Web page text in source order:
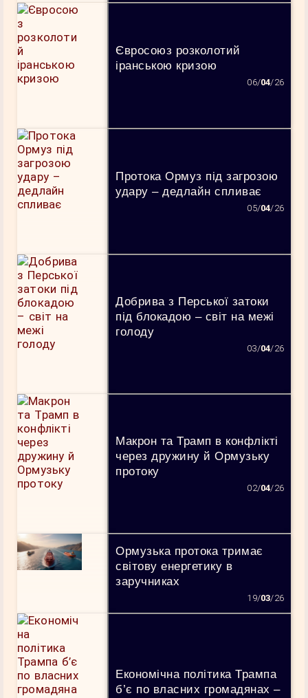
Євросоюз розколотий
іранською кризою
06/04/26
Протока Ормуз під загрозою
удару – дедлайн спливає
05/04/26
Добрива з Перської затоки
під блокадою – світ на межі
голоду
03/04/26
Макрон та Трамп в конфлікті
через дружину й Ормузьку
протоку
02/04/26
Ормузька протока тримає
світову енергетику в
заручниках
19/03/26
Економічна політика Трампа
б’є по власних громадянах –